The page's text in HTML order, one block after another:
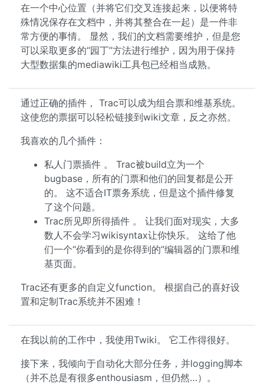
在一个中心位置（并将它们交叉连接起来，以便将特
殊情况保存在文档中，并将其整合在一起）是一件非
常方便的事情。 显然，我们的文档需要维护，但是您
可以采取更多的“园丁”方法进行维护，因为用于保持
大型数据集的mediawiki工具包已经相当成熟。
通过正确的插件， Trac可以成为组合票和维基系统。
这使您的票据可以轻松链接到wiki文章，反之亦然。
我喜欢的几个插件：
私人门票插件 。 Trac被build立为一个
bugbase，所有的门票和他们的回复都是公开
的。 这不适合IT票务系统，但是这个插件修复
了这个问题。
Trac所见即所得插件 。 让我们面对现实，大多
数人不会学习wikisyntax让你快乐。 这给了他
们一个“你看到的是你得到的”编辑器的门票和维
基页面。
Trac还有更多的自定义function。 根据自己的喜好设
置和定制Trac系统并不困难！
在我以前的工作中，我使用Twiki。 它工作得很好。
接下来，我倾向于自动化大部分任务，并logging脚本
（并不总是有很多enthousiasm，但仍然…）。